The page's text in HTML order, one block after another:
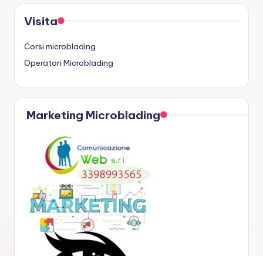
Visita
Corsi microblading
Operatori Microblading
Marketing Microblading